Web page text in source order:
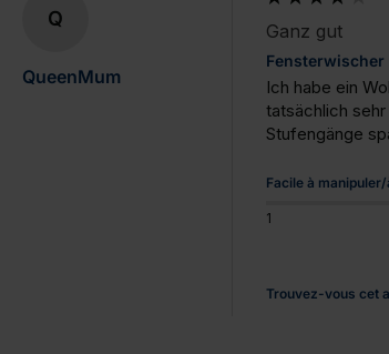
Q
QueenMum
Ganz gut
Fensterwischer
Ich habe ein
tatsächlich
Stufengänge
Facile à
1
Trouvez-vous cet